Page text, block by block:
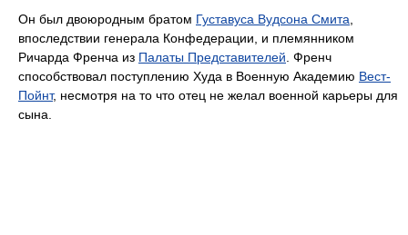
Он был двоюродным братом Густавуса Вудсона Смита
впоследствии генерала Конфедерации, и племянником
Ричарда Френча из Палаты Представителей . Френч
способствовал поступлению Худа в Военную Академию Вест-
Пойнт, несмотря на то что отец не желал военной карьеры для
сына.